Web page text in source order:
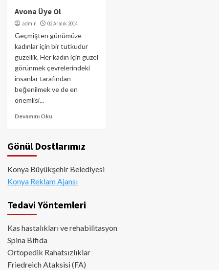
Avona Üye Ol
admin 02 Aralık 2014
Geçmişten günümüze
kadınlar için bir tutkudur
güzellik. Her kadın için güzel
görünmek çevrelerindeki
insanlar tarafından
beğenilmek ve de en
önemlisi...
Devamını Oku
Gönül Dostlarımız
Konya Büyükşehir Belediyesi
Konya Reklam Ajansı
Tedavi Yöntemleri
Kas hastalıkları ve rehabilitasyon
Spina Bifida
Ortopedik Rahatsızlıklar
Friedreich Ataksisi (FA)